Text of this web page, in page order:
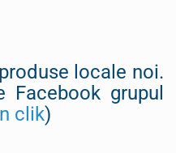
locale noi.
grupul
clik)